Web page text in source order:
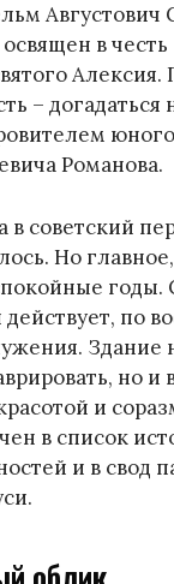
Августович
в честь
– догадаться
Романова.
в советский
Но
годы.
по
Здание
но и
и
в список
и в свод